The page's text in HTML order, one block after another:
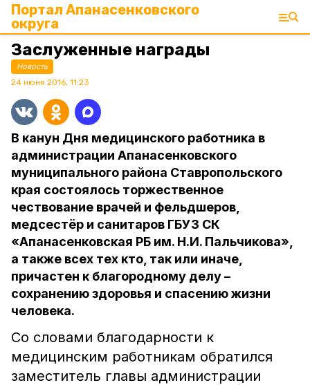
Портал Апанасенковского
округа
Заслуженные награды
Новость
24 июня 2016, 11:23
В канун Дня медицинского работника в
администрации Апанасенковского
муниципального района Ставропольского
края состоялось торжественное
чествование врачей и фельдшеров,
медсестёр и санитаров ГБУЗ СК
«Апанасенковская РБ им. Н.И. Пальчикова»,
а также всех тех кто, так или иначе,
причастен к благородному делу –
сохранению здоровья и спасению жизни
человека.
Со словами благодарности к
медицинским работникам обратился
заместитель главы администрации